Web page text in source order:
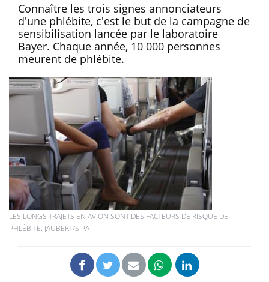
Connaître les trois signes annonciateurs
d'une phlébite, c'est le but de la campagne de
sensibilisation lancée par le laboratoire
Bayer. Chaque année, 10 000 personnes
meurent de phlébite.
LES LONGS TRAJETS EN AVION SONT DES FACTEURS DE RISQUE DE
PHLÉBITE. JAUBERT/SIPA